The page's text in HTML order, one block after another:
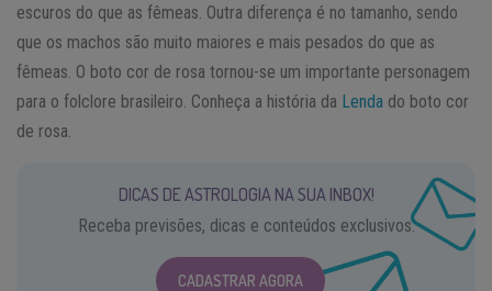
escuros do que as fêmeas. Outra diferença é no tamanho, sendo
que os machos são muito maiores e mais pesados do que as
fêmeas. O boto cor de rosa tornou-se um importante personagem
para o folclore brasileiro. Conheça a história da Lenda do boto cor
de rosa.
DICAS DE ASTROLOGIA NA SUA INBOX!
Receba previsões, dicas e conteúdos exclusivos.
CADASTRAR AGORA